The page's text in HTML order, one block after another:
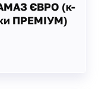
ЄВРО (к-
ПРЕМІУМ)